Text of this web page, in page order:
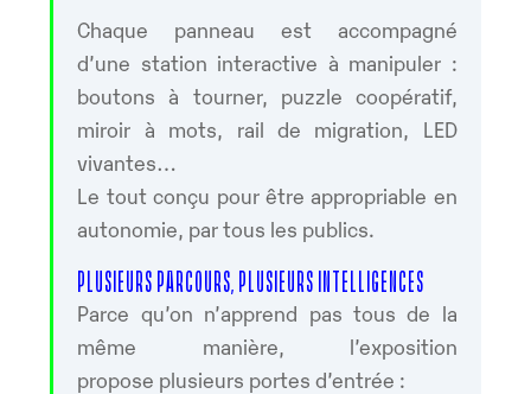
Chaque panneau est accompagné
d’une station interactive à manipuler :
boutons à tourner, puzzle coopératif,
miroir à mots, rail de migration, LED
vivantes…
Le tout conçu pour être appropriable en
autonomie, par tous les publics.
PLUSIEURS PARCOURS, PLUSIEURS INTELLIGENCES
Parce qu’on n’apprend pas tous de la
même manière, l’exposition
propose plusieurs portes d’entrée :